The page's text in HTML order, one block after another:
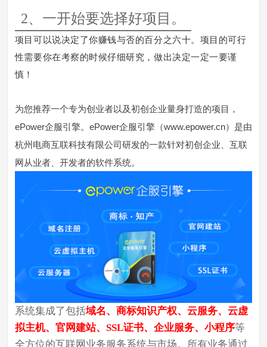
2、一开始要选择好项目。
项目可以说决定了你赚钱与否的百分之六十。项目的可行
性需要你在考察的时候仔细研究，做出决定一定一要谨
慎！
为您推荐一个专为创业者以及初创企业量身打造的项目，
ePower企服引擎。ePower企服引擎（www.epower.cn）是由
杭州电商互联科技有限公司研发的一款针对初创企业、互联
网从业者、开发者的软件系统。
系统集成了包括域名、商标知识产权、云服务、云虚
拟主机、官网建站、SSL证书、企业服务、小程序等
全方位的互联网业务服务系统与市场。所有业务通过